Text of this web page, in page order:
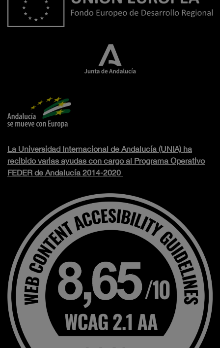
La Universidad Internacional de Andalucía (UNIA) ha
recibido varias ayudas con cargo al Programa Operativo
FEDER de Andalucía 2014-2020